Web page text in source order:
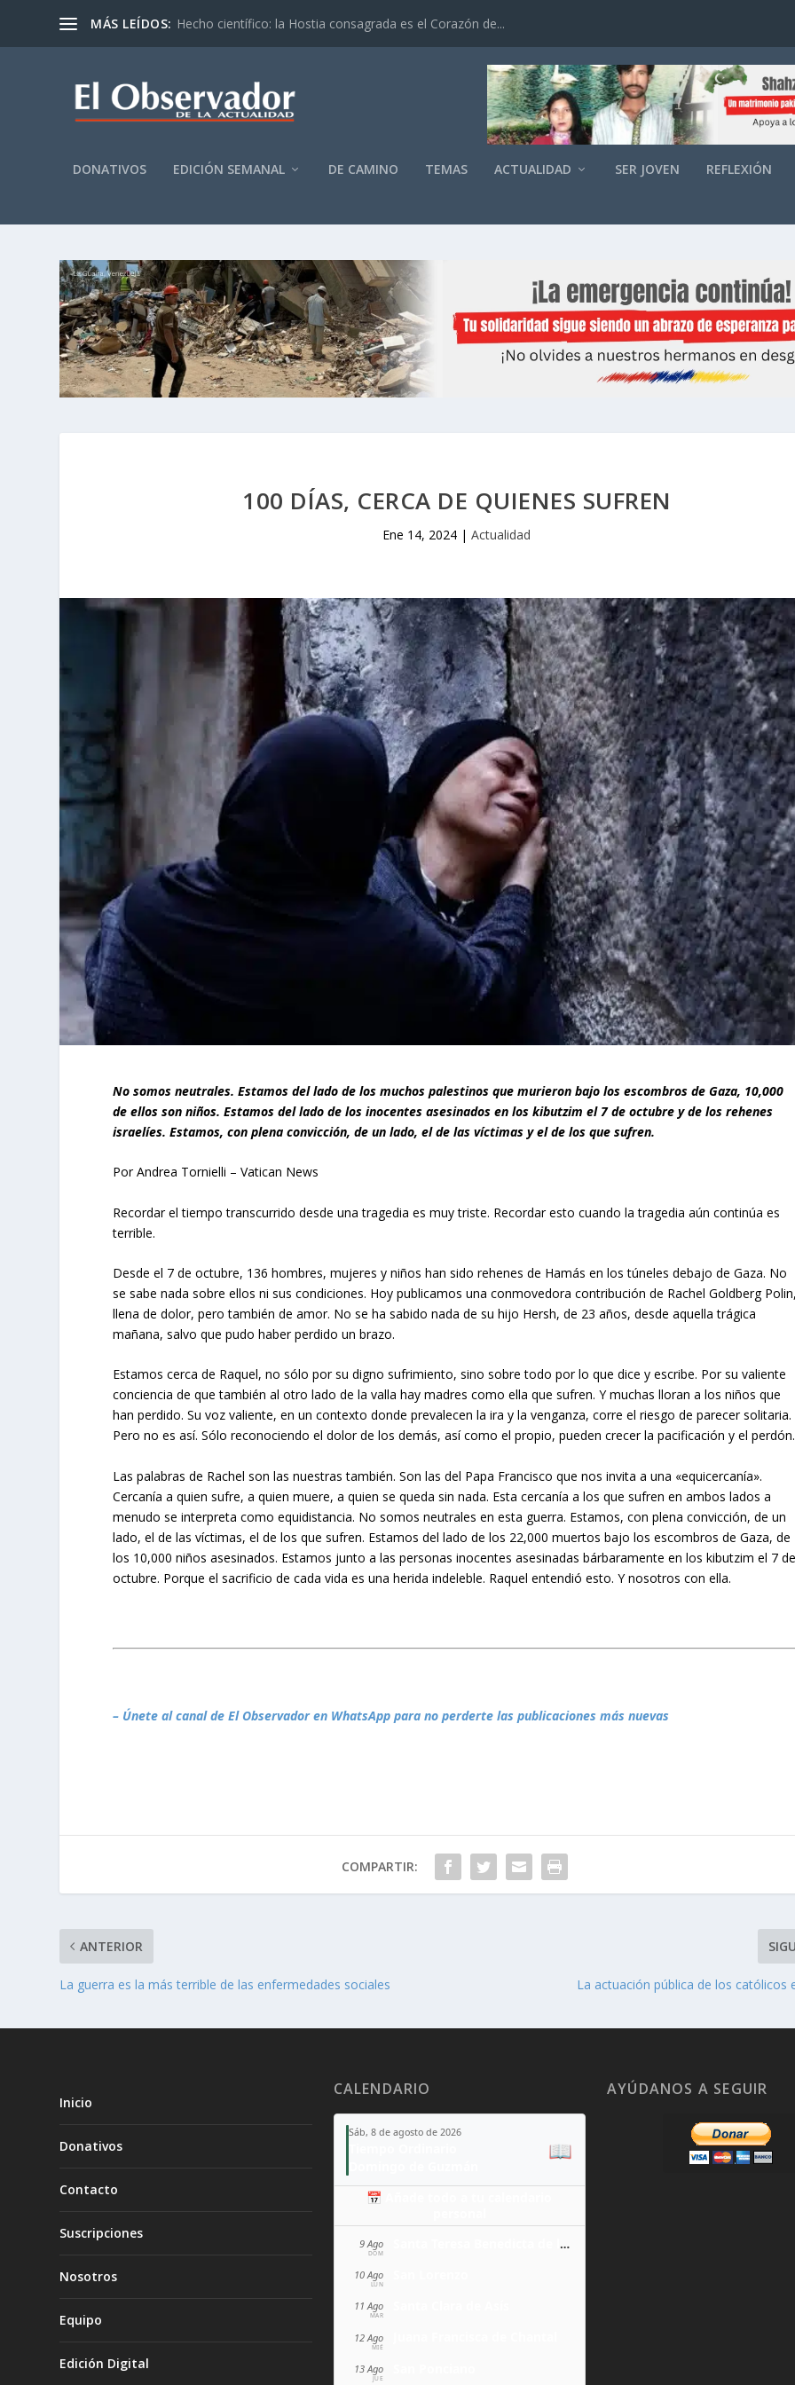
MÁS LEÍDOS: Hecho científico: la Hostia consagrada es el Corazón de...
DONATIVOS EDICIÓN SEMANAL DE CAMINO TEMAS ACTUALIDAD SER JOVEN REFLEXIÓN
100 DÍAS, CERCA DE QUIENES SUFREN
Ene 14, 2024 |Actualidad
No somos neutrales. Estamos del lado de los muchos palestinos que murieron bajo los escombros de Gaza, 10,000
de ellos son niños. Estamos del lado de los inocentes asesinados en los kibutzim el 7 de octubre y de los rehenes
israelíes. Estamos, con plena convicción, de un lado, el de las víctimas y el de los que sufren.
Por Andrea Tornielli – Vatican News
Recordar el tiempo transcurrido desde una tragedia es muy triste. Recordar esto cuando la tragedia aún continúa es
terrible.
Desde el 7 de octubre, 136 hombres, mujeres y niños han sido rehenes de Hamás en los túneles debajo de Gaza. No
se sabe nada sobre ellos ni sus condiciones. Hoy publicamos una conmovedora contribución de Rachel Goldberg Polin,
llena de dolor, pero también de amor. No se ha sabido nada de su hijo Hersh, de 23 años, desde aquella trágica
mañana, salvo que pudo haber perdido un brazo.
Estamos cerca de Raquel, no sólo por su digno sufrimiento, sino sobre todo por lo que dice y escribe. Por su valiente
conciencia de que también al otro lado de la valla hay madres como ella que sufren. Y muchas lloran a los niños que
han perdido. Su voz valiente, en un contexto donde prevalecen la ira y la venganza, corre el riesgo de parecer solitaria.
Pero no es así. Sólo reconociendo el dolor de los demás, así como el propio, pueden crecer la pacificación y el perdón.
Las palabras de Rachel son las nuestras también. Son las del Papa Francisco que nos invita a una «equicercanía».
Cercanía a quien sufre, a quien muere, a quien se queda sin nada. Esta cercanía a los que sufren en ambos lados a
menudo se interpreta como equidistancia. No somos neutrales en esta guerra. Estamos, con plena convicción, de un
lado, el de las víctimas, el de los que sufren. Estamos del lado de los 22,000 muertos bajo los escombros de Gaza, de
los 10,000 niños asesinados. Estamos junto a las personas inocentes asesinadas bárbaramente en los kibutzim el 7 de
octubre. Porque el sacrificio de cada vida es una herida indeleble. Raquel entendió esto. Y nosotros con ella.
– Únete al canal de El Observador en WhatsApp para no perderte las publicaciones más nuevas
COMPARTIR:
ANTERIOR
La guerra es la más terrible de las enfermedades sociales La actuación pública de los católicos
Inicio
Donativos
Contacto
Suscripciones
Nosotros
Equipo
Edición Digital
CALENDARIO
Sáb, 8 de agosto de 2026
📖
📅 Añade todo a tu calendario
9 Ago
DOM
Santa Teresa Benedicta de la Cruz
10 Ago
LUN
11 Ago
MAR
12 Ago
MIÉ
13 Ago
JUE
AYÚDANOS A SEGUIR